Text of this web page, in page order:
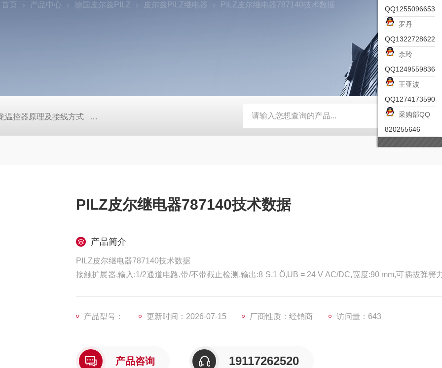
首页 产品中心 德国皮尔兹PILZ 皮尔兹PILZ继电器 PILZ皮尔继电器787140技术数据
温控器原理及接线方式 日本SMC真空压力开关的中文资料ZK2-ZSEA-A *皮尔兹PILZ安全激光扫描仪 RZMO-TER-
PILZ皮尔继电器787140技术数据
产品简介
PILZ皮尔继电器787140技术数据
接触扩展器,输入:1/2通道电路,带/不带截止检测,输出:8 S,1 Ö,UB = 24 V AC/DC,宽度:90 mm,可插拔弹簧
产品型号： 更新时间：2026-07-15 厂商性质：经销商 访问量：643
产品咨询 19117262520
QQ1255096653
罗丹
QQ1322728622
余玲
QQ1249559836
王亚波
QQ1274173590
采购部QQ
820255646